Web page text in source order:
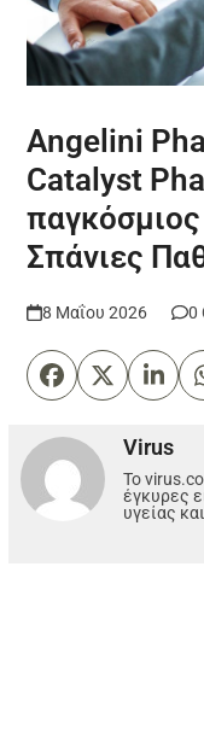
Angelini
Catalyst
Σπάνιες
8 Μαΐου 2026 0
Virus
Το
έγκυρες
υγείας